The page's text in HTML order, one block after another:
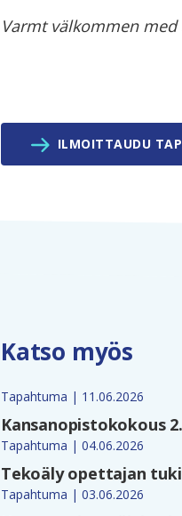
Varmt välkommen
ILMOITTAUDU
Katso myös
Tapahtuma | 11.06.2026
Kansanopistokokous
Tapahtuma | 04.06.2026
Tekoäly opettajan
Tapahtuma | 03.06.2026